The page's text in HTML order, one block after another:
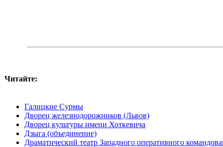
Читайте:
Галицкие Сурмы
Дворец железнодорожников (Львов)
Дворец культуры имени Хоткевича
Дзыга (объединение)
Драматический театр Западного оперативного